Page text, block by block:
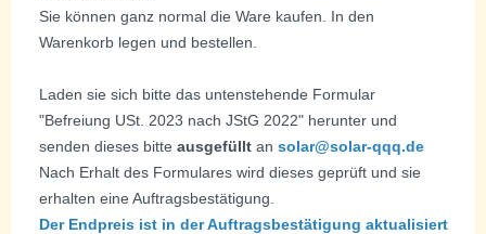
Sie können ganz normal die Ware kaufen. In den
Warenkorb legen und bestellen.
Laden sie sich bitte das untenstehende Formular
"Befreiung USt. 2023 nach JStG 2022" herunter und
senden dieses bitte ausgefülltan solar@solar-qqq.de
Nach Erhalt des Formulares wird dieses geprüft und sie
erhalten eine Auftragsbestätigung.
Der Endpreis ist in der Auftragsbestätigung aktualisiert